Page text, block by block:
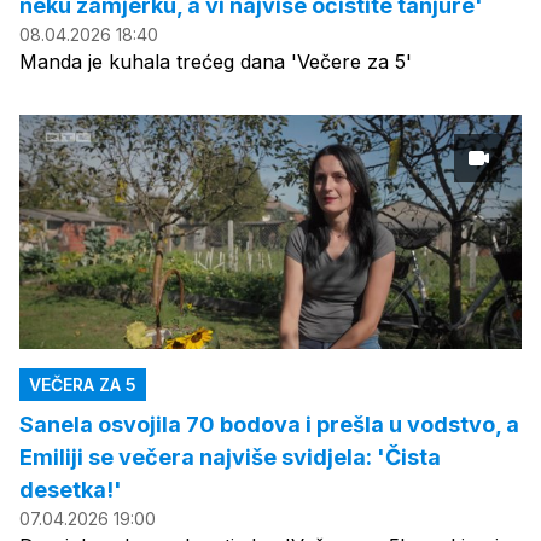
neku zamjerku, a vi najviše očistite tanjure'
08.04.2026 18:40
Manda je kuhala trećeg dana 'Večere za 5'
VEČERA ZA 5
Sanela osvojila 70 bodova i prešla u vodstvo, a
Emiliji se večera najviše svidjela: 'Čista
desetka!'
07.04.2026 19:00